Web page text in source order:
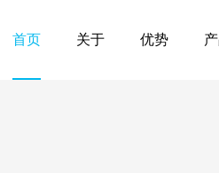
首页 关于 优势